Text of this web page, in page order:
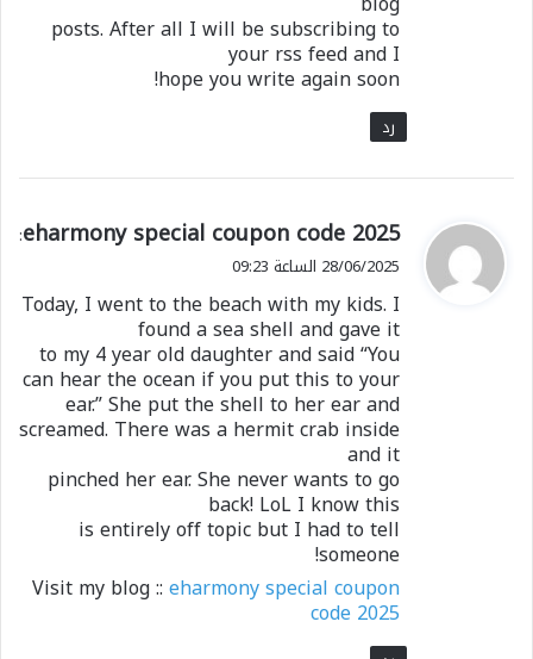
posts. After all I will be subscribing to
your rss feed and I
hope you write again soon!
رد
ي
ق
ل
eharmony special coupon code 2025
:
28/06/2025 الساعة 09:23
Today, I went to the beach with my kids. I
found a sea shell and gave it
to my 4 year old daughter and said “You
can hear the ocean if you put this to your
ear.” She put the shell to her ear and
screamed. There was a hermit crab inside
and it
pinched her ear. She never wants to go
back! LoL I know this
is entirely off topic but I had to tell
someone!
Visit my blog ::eharmony special coupon
code 2025